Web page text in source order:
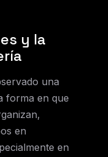
y la
una
forma en que
en
en